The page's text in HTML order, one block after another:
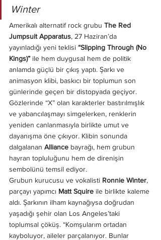
Winter
Amerikalı alternatif rock grubu The Red
Jumpsuit Apparatus, 27 Haziran’da
yayınladığı yeni teklisi “Slipping Through (No
Kings)” ile hem duygusal hem de politik
anlamda güçlü bir çıkış yaptı. Şarkı ve
animasyon klibi, baskıcı bir toplumun son
günlerinde geçen bir distopyada geçiyor.
Gözlerinde “X” olan karakterler bastırılmışlık
ve yabancılaşmayı simgelerken, renklerin
yeniden canlanmasıyla birlikte umut ve
dayanışma öne çıkıyor. Klibin sonunda
dalgalanan Alliance bayrağı, hem grubun
hayran topluluğunu hem de direnişin
sembolünü temsil ediyor.
Grubun kurucusu ve vokalisti Ronnie Winter,
parçayı yapımcı Matt Squire ile birlikte kaleme
aldı. Şarkının ilham kaynağıysa doğrudan
yaşadığı şehir olan Los Angeles’taki
toplumsal çöküş. “Komşularım ortadan
kayboluyor, aileler parçalanıyor. Bunlar